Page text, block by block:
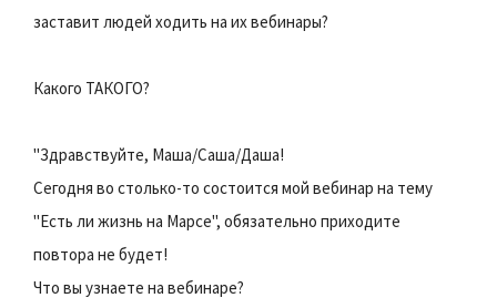
заставит людей ходить на их вебинары?
Какого ТАКОГО?
"Здравствуйте, Маша/Саша/Даша!
Сегодня во столько-то состоится мой вебинар на тему
"Есть ли жизнь на Марсе", обязательно приходите
повтора не будет!
Что вы узнаете на вебинаре?